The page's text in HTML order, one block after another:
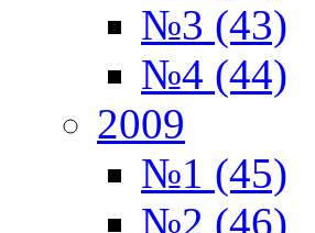
№3 (43)
№4 (44)
2009
№1 (45)
№2 (46)